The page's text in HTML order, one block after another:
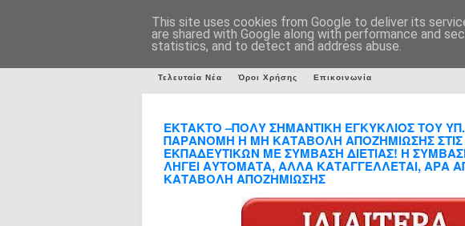
Τελευταία Νέα Όροι Χρήσης Επικοινωνία
ΕΚΤΑΚΤΟ –ΠΟΛΥ ΣΗΜΑΝΤΙΚΗ ΕΓΚΥΚΛΙΟΣ ΤΟΥ ΥΠ.
ΠΑΡΑΝΟΜΗ Η ΜΗ ΚΑΤΑΒΟΛΗ ΑΠΟΖΗΜΙΩΣΗΣ ΣΤΙΣ
ΕΚΠΑΔΕΥΤΙΚΩΝ ΜΕ ΣΥΜΒΑΣΗ ΔΙΕΤΙΑΣ! Η
ΛΗΓΕΙ ΑΥΤΟΜΑΤΑ, ΑΛΛΑ ΚΑΤΑΓΓΕΛΛΕΤΑΙ, ΑΡΑ
ΚΑΤΑΒΟΛΗ ΑΠΟΖΗΜΙΩΣΗΣ
This site uses cookies from Google to deliver its
are shared with Google along with performance and
statistics, and to detect and address abuse.